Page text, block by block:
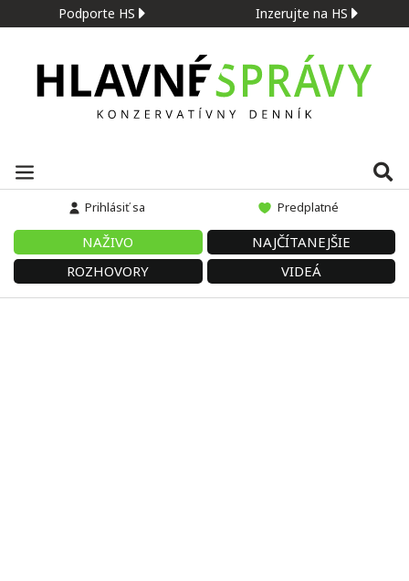
Podporte HS Inzerujte na HS
Prihlásiť sa Predplatné
NAŽIVO
NAJČÍTANEJŠIE
ROZHOVORY
VIDEÁ